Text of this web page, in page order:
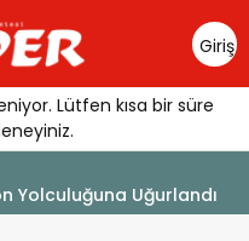
Giriş
Yap
Lütfen kısa bir süre
Yolculuğuna Uğurlandı